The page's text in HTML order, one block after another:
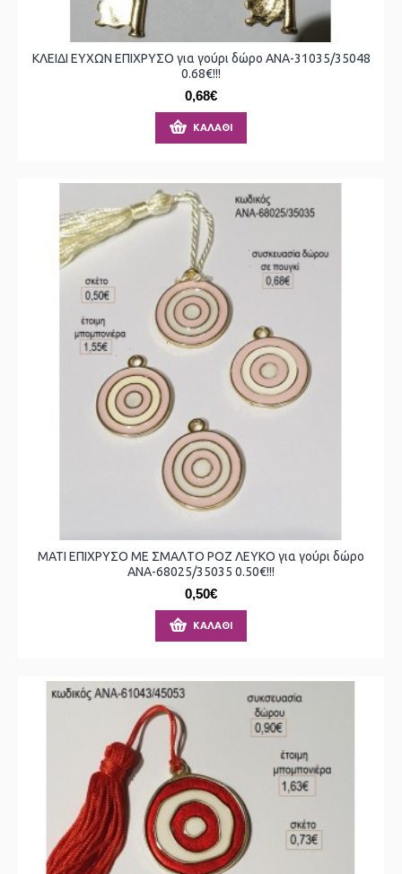
ΚΛΕΙΔΙ ΕΥΧΩΝ ΕΠΙΧΡΥΣΟ για γούρι δώρο ΑΝΑ-31035/35048
0.68€!!!
0,68€
ΚΑΛΆΘΙ
ΜΑΤΙ ΕΠΙΧΡΥΣΟ ΜΕ ΣΜΑΛΤΟ ΡΟΖ ΛΕΥΚΟ για γούρι δώρο
ΑΝΑ-68025/35035 0.50€!!!
0,50€
ΚΑΛΆΘΙ